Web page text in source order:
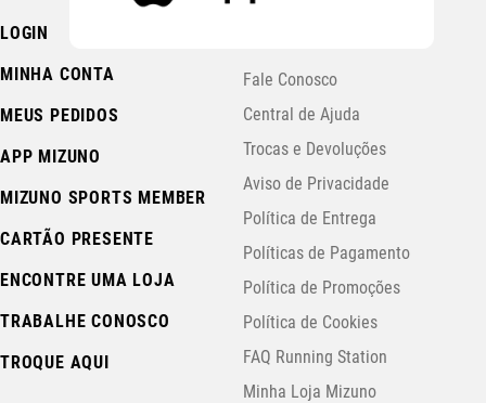
LOGIN
MINHA CONTA
MEUS PEDIDOS
APP MIZUNO
MIZUNO SPORTS MEMBER
CARTÃO PRESENTE
ENCONTRE UMA LOJA
TRABALHE CONOSCO
TROQUE AQUI
Fale Conosco
Central de Ajuda
Trocas e Devoluções
Aviso de Privacidade
Política de Entrega
Políticas de Pagamento
Política de Promoções
Política de Cookies
FAQ Running Station
Minha Loja Mizuno